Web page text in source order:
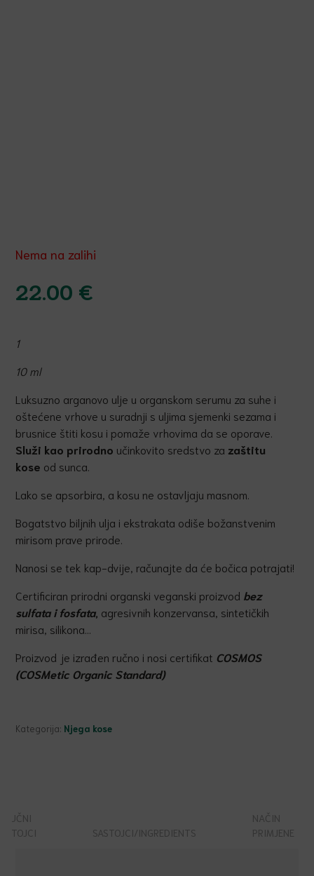
22.00 €
1
10 ml
Luksuzno arganovo ulje u organskom serumu za suhe i
oštećene vrhove u suradnji s uljima sjemenki sezama i
brusnice štiti kosu i pomaže vrhovima da se oporave.
Služi kao prirodno učinkovito sredstvo za zaštitu
kose od sunca.
Lako se apsorbira, a kosu ne ostavljaju masnom.
Bogatstvo biljnih ulja i ekstrakata odiše božanstvenim
mirisom prave prirode.
Nanosi se tek kap-dvije, računajte da će bočica potrajati!
Certificiran prirodni organski veganski proizvod bez
sulfata i fosfata, agresivnih konzervansa, sintetičkih
mirisa, silikona…
Proizvod je izrađen ručno i nosi certifikat COSMOS
(COSMetic Organic Standard)
Nema na zalihi
Kategorija: Njega kose
SASTOJCI/INGREDIENTS
NAČIN
PRIMJENE